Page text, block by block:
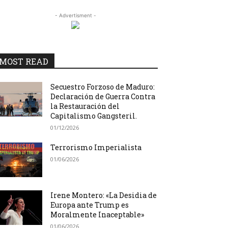
- Advertisment -
READ
Secuestro Forzoso de Maduro:
Declaración de Guerra Contra
la Restauración del
Capitalismo Gangsteril.
01/12/2026
Terrorismo Imperialista
01/06/2026
Irene Montero: «La Desidia de
Europa ante Trump es
Moralmente Inaceptable»
01/06/2026